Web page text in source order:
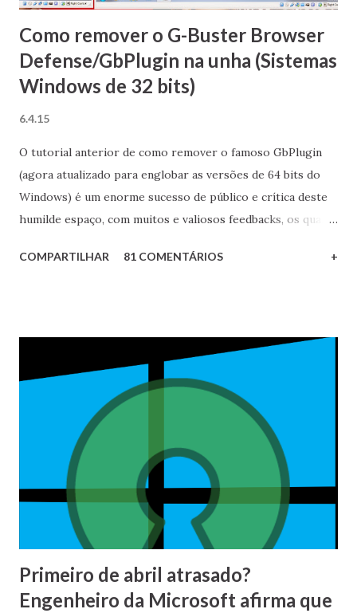
Como remover o G-Buster Browser
Defense/GbPlugin na unha (Sistemas
Windows de 32 bits)
6.4.15
O tutorial anterior de como remover o famoso GbPlugin
(agora atualizado para englobar as versões de 64 bits do
Windows) é um enorme sucesso de público e crítica deste
humilde espaço, com muitos e valiosos feedbacks, os quais
complemento. Desta forma, caso você seja utilizador de
procedimentos para o Windows 10. 11/09/2015: confira
esta outra aproximação para a remoção, a qual utiliza o
Ubuntu. Os procedimentos também foram validados para o
Windows 10. 18/03/2016: atendendo a pedidos, confira o
guia Criando uma máquina virtual Windows para acesso aos
bancos . 19/05/2017: veja como criar e configurar uma
máquina virtual Linux para acesso aos bancos . O meu
ambiente de testes
COMPARTILHAR 81 COMENTÁRIOS +
Primeiro de abril atrasado?
Engenheiro da Microsoft afirma que